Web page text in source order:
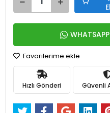
Favorilerime ekle
Hızlı Gönderi Güvenli